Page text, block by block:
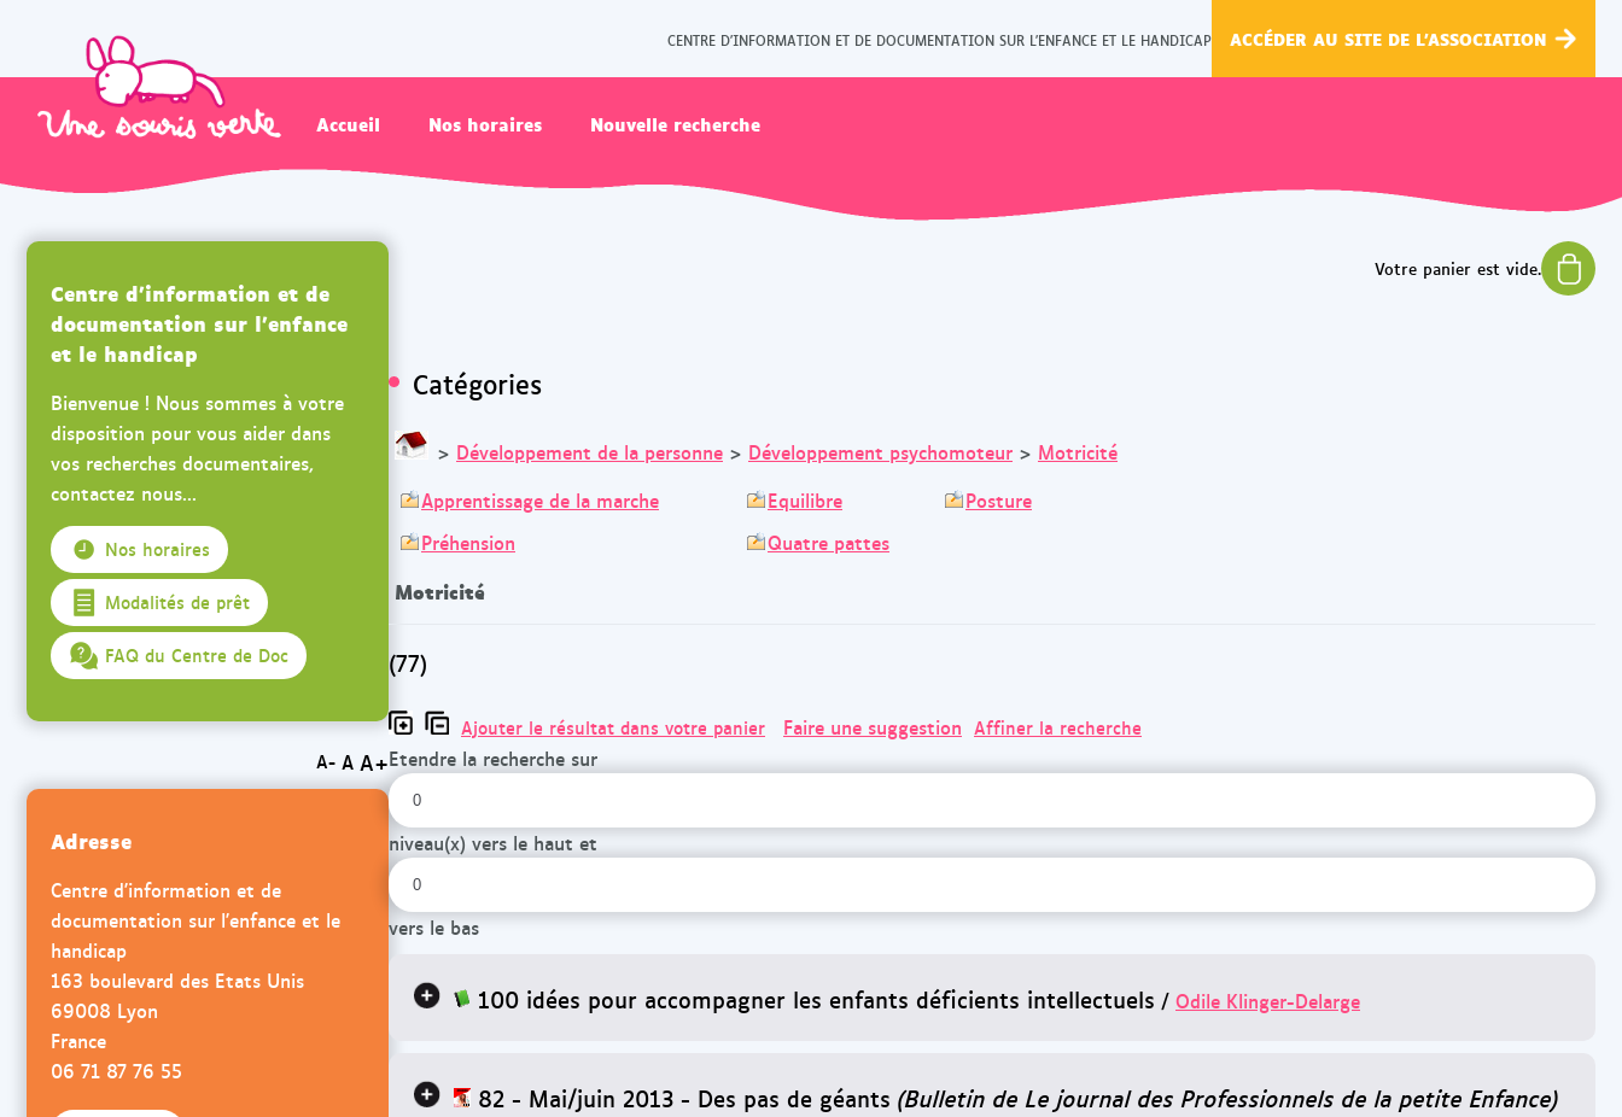
CENTRE D'INFORMATION ET DE DOCUMENTATION SUR L'ENFANCE ET LE HANDICAP ACCÉDER AU SITE DE L'ASSOCIATION
Accueil Nos horaires Nouvelle recherche
Catégories
> Développement de la personne > Développement psychomoteur > Motricité
Apprentissage de la marche
Equilibre
Posture
Préhension
Quatre pattes
Motricité
(77)
Ajouter le résultat dans votre panier Faire une suggestion Affiner la recherche
Etendre la recherche sur
niveau(x) vers le haut et
vers le bas
100 idées pour accompagner les enfants déficients intellectuels / Odile Klinger-Delarge
82 - Mai/juin 2013 - Des pas de géants (Bulletin de Le journal des Professionnels de la petite Enfance)
Centre d'information et de
documentation sur l'enfance
et le handicap
Bienvenue ! Nous sommes à votre
disposition pour vous aider dans
vos recherches documentaires,
contactez nous...
Nos horaires
Modalités de prêt
FAQ du Centre de Doc
A- A A+
Adresse
Centre d'information et de
documentation sur l'enfance et le
handicap
163 boulevard des Etats Unis
69008 Lyon
France
06 71 87 76 55